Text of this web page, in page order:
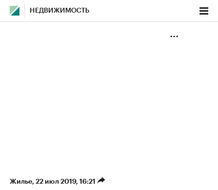
НЕДВИЖИМОСТЬ
Жилье⁠, 22 июл 2019, 16:21